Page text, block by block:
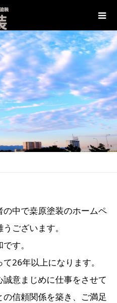
中で桒原塗装のホームペ
ございます。
す。
26年以上になります。
意まじめに仕事をさせて
信頼関係を築き、ご満足